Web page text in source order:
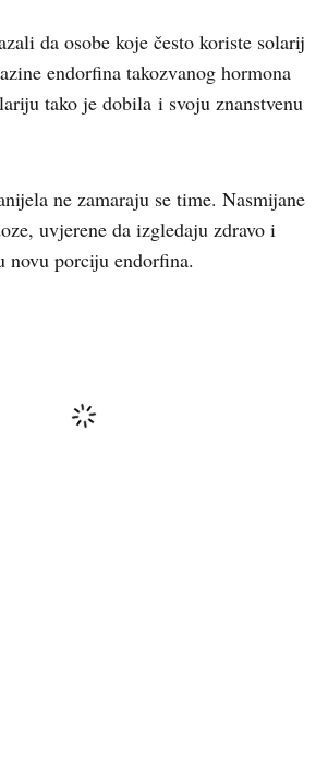
da osobe koje često koriste solarij
endorfina takozvanog hormona
tako je dobila i svoju znanstvenu
ne zamaraju se time. Nasmijane
uvjerene da izgledaju zdravo i
porciju endorfina.